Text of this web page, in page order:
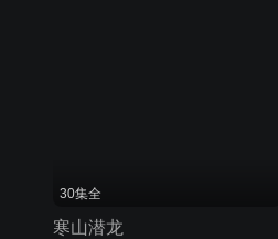
30集全
寒山潜龙